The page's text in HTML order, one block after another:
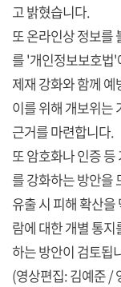
고 밝혔습니다.
또 온라인상 정보를
를 '개인정보보호법
제재 강화와 함께
이를 위해 개보위는
근거를 마련합니다.
또 암호화나 인증
를 강화하는 방안을
유출 시 피해 확산
람에 대한 개별 통
하는 방안이 검토됩
(영상편집: 김예준 /